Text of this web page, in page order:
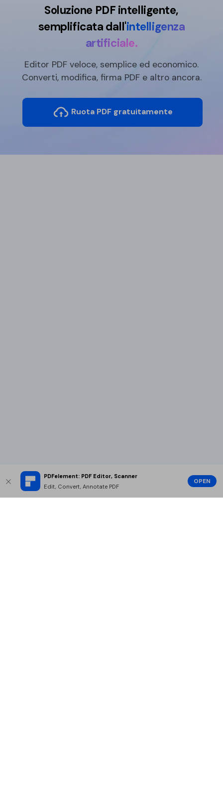
PDFelement: PDF Editor, Scanner
Edit, Convert, Annotate PDF
OPEN
Soluzione PDF intelligente,
semplificata dall'intelligenza
artificiale.
Editor PDF veloce, semplice ed economico.
Converti, modifica, firma PDF e altro ancora.
Ruota PDF gratuitamente